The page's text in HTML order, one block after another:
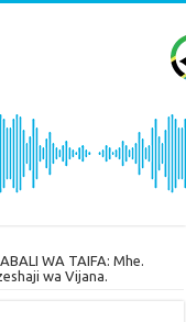
WA TAIFA: Mhe.
wa Vijana.